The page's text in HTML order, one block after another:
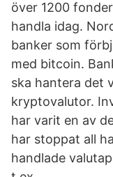
över 1200
handla idag.
banker som
med bitcoin.
ska hantera det
kryptovalutor.
har varit en av
har stoppat all
handlade